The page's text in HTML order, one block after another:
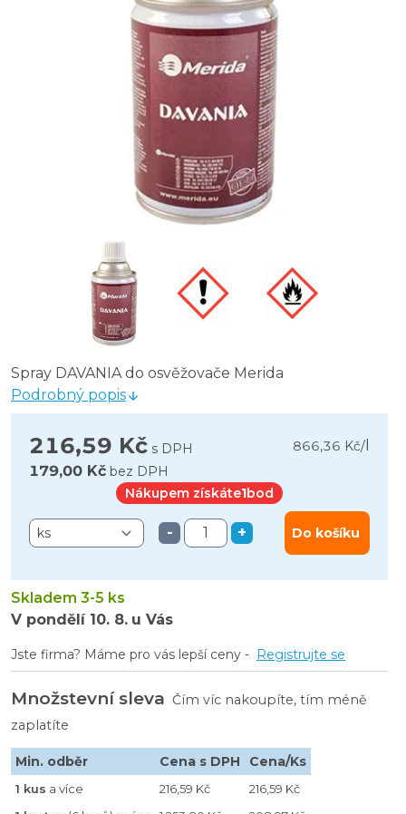
Spray DAVANIA do osvěžovače Merida
Podrobný popis
216,59 Kč s DPH 866,36 Kč/
179,00 Kč bez DPH
Nákupem získáte1bod
- + Do košíku
Skladem 3-5 ks
V pondělí 10. 8. u Vás
Jste firma? Máme pro vás lepší ceny - Registrujte se
Množstevní sleva Čím víc nakoupíte, tím méně
zaplatíte
Min. odběr Cena s DPH Cena/Ks
1 kus a více 216,59 Kč
216,59 Kč